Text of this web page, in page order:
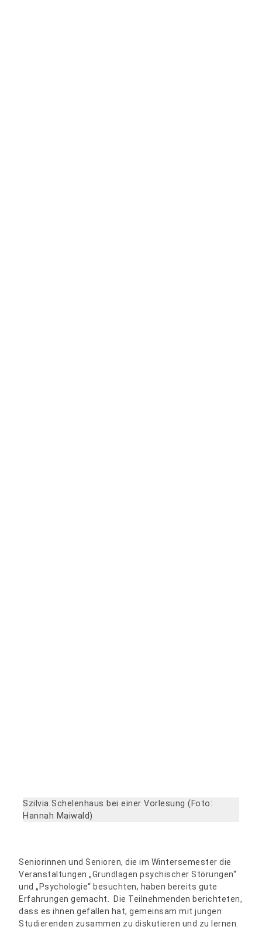
Szilvia Schelenhaus bei einer Vorlesung (Foto:
Hannah Maiwald)
Seniorinnen und Senioren, die im Wintersemester die
Veranstaltungen „Grundlagen psychischer Störungen“
und „Psychologie“ besuchten, haben bereits gute
Erfahrungen gemacht. Die Teilnehmenden berichteten,
dass es ihnen gefallen hat, gemeinsam mit jungen
Studierenden zusammen zu diskutieren und zu lernen.